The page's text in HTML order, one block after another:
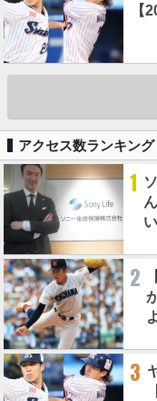
【
アクセス数ランキング
1
2
3